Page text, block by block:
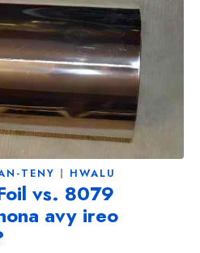
TENY HWALU
vs. 8079
avy ireo